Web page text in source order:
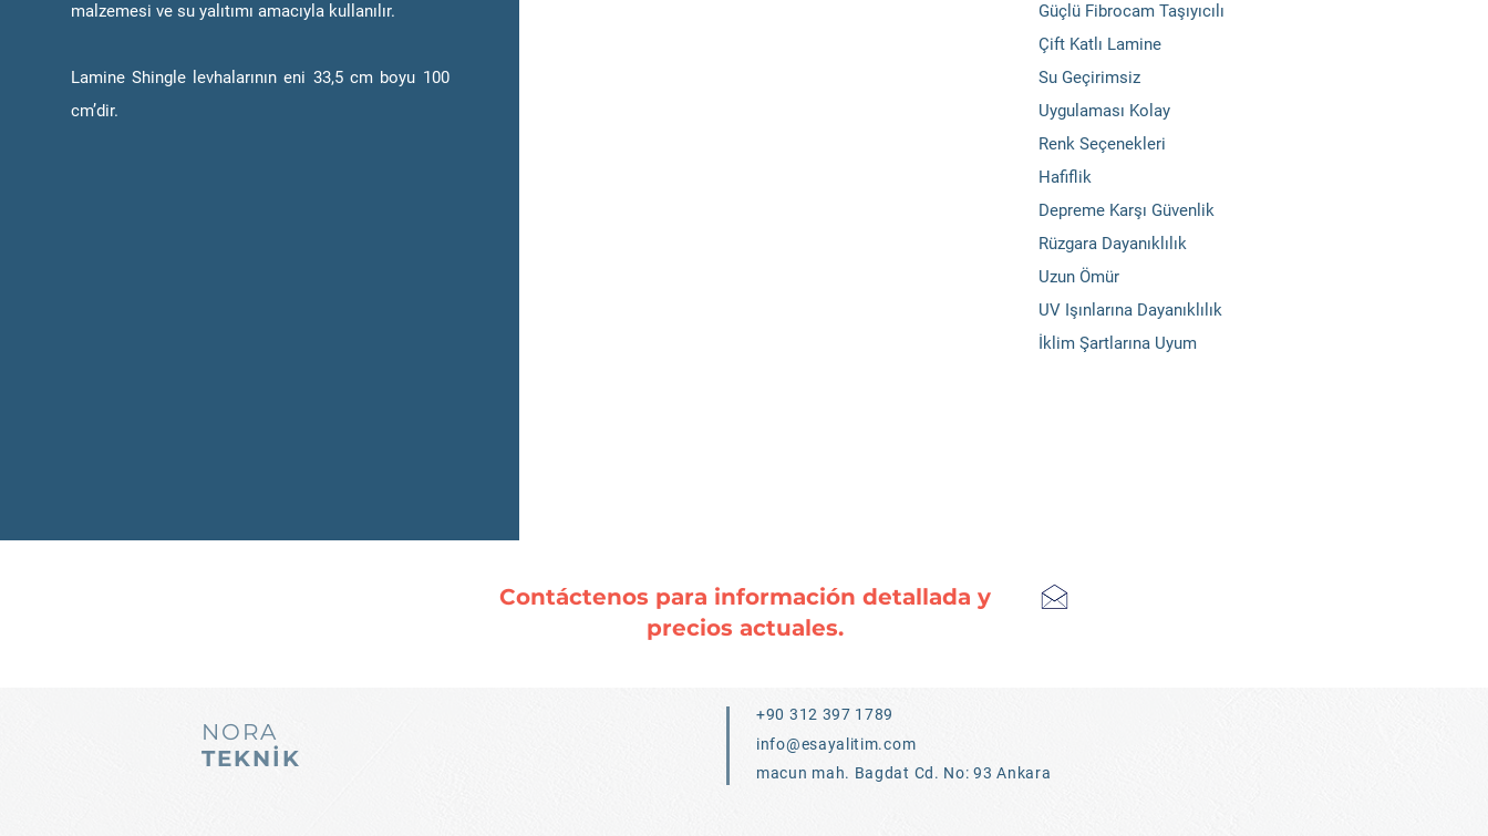
malzemesi ve su yalıtımı amacıyla kullanılır.
Lamine Shingle levhalarının eni 33,5 cm boyu 100
cm’dir.
Güçlü Fibrocam Taşıyıcılı
Çift Katlı Lamine
Su Geçirimsiz
Uygulaması Kolay
Renk Seçenekleri
Hafiflik
Depreme Karşı Güvenlik
Rüzgara Dayanıklılık
Uzun Ömür
UV Işınlarına Dayanıklılık
İklim Şartlarına Uyum
Contáctenos para información detallada y
precios actuales.
NORA
TEKNİK
+90 312 397 1789
info@esayalitim.com
macun mah. Bagdat Cd. No: 93 Ankara